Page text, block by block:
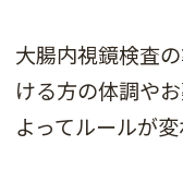
大腸内視鏡検査
ける方の体調や
よってルールが変